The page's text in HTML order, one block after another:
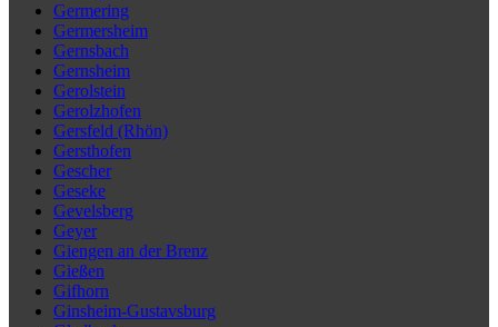
Germering
Germersheim
Gernsbach
Gernsheim
Gerolstein
Gerolzhofen
Gersfeld (Rhön)
Gersthofen
Gescher
Geseke
Gevelsberg
Geyer
Giengen an der Brenz
Gießen
Gifhorn
Ginsheim-Gustavsburg